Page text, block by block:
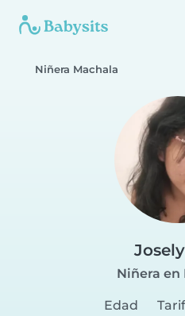
Niñera Machala
Niñera en
Edad